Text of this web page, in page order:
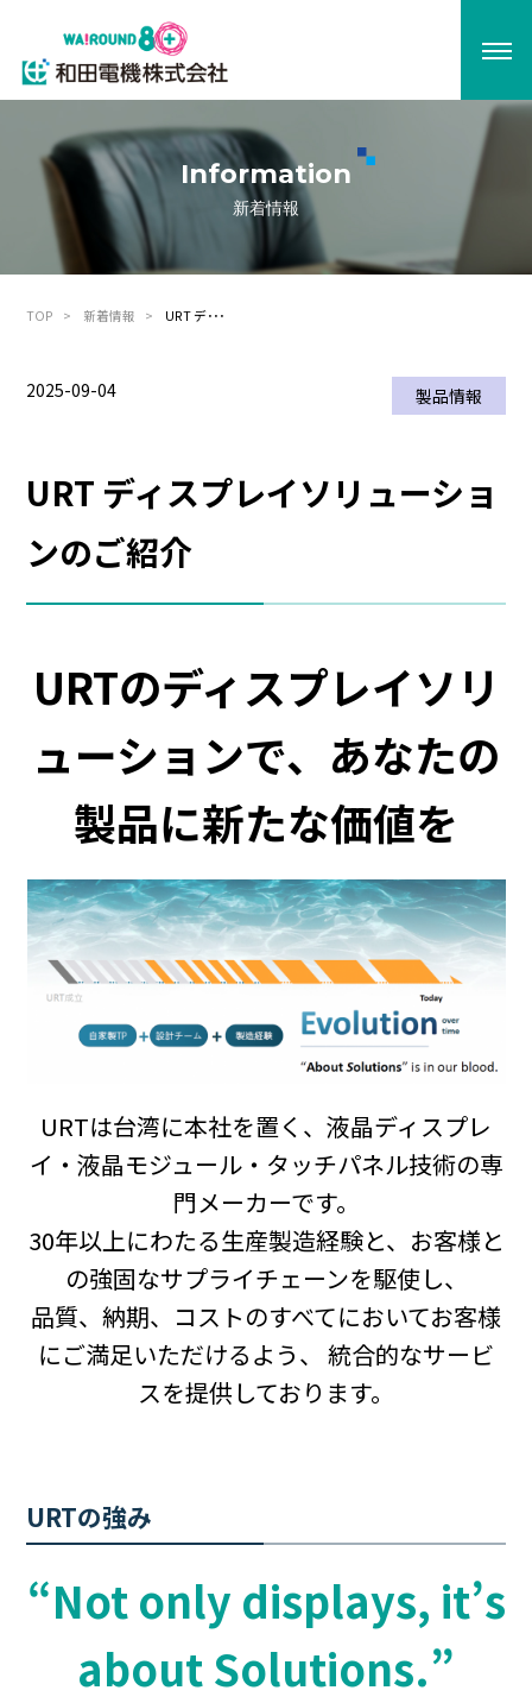
Information
新着情報
TOP 新着情報 URT デ･･･
2025-09-04 製品情報
URT ディスプレイソリューショ
ンのご紹介
URTのディスプレイソリ
ューションで、あなたの
製品に新たな価値を
URTは台湾に本社を置く、液晶ディスプレ
イ・液晶モジュール・タッチパネル技術の専
門メーカーです。
30年以上にわたる生産製造経験と、お客様と
の強固なサプライチェーンを駆使し、
品質、納期、コストのすべてにおいてお客様
にご満足いただけるよう、 統合的なサービ
スを提供しております。
URTの強み
“Not only displays, it’s
about Solutions.”